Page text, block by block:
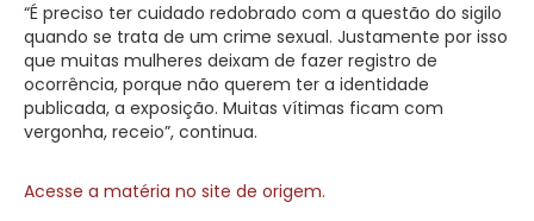
“É preciso ter cuidado redobrado com a questão do sigilo
quando se trata de um crime sexual. Justamente por isso
que muitas mulheres deixam de fazer registro de
ocorrência, porque não querem ter a identidade
publicada, a exposição. Muitas vítimas ficam com
vergonha, receio”, continua.
Acesse a matéria no site de origem.